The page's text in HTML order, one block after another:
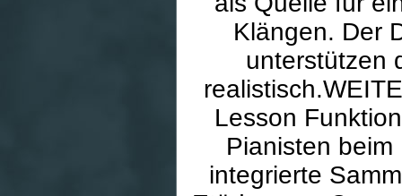
Klängen. Der
unterstützen
Lesson
Pianisten
integrierte